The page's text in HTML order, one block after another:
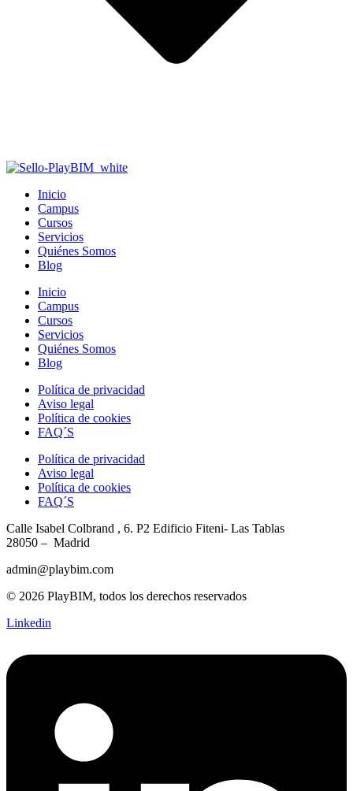
Inicio
Campus
Cursos
Servicios
Quiénes Somos
Blog
Inicio
Campus
Cursos
Servicios
Quiénes Somos
Blog
Política de privacidad
Aviso legal
Política de cookies
FAQ´S
Política de privacidad
Aviso legal
Política de cookies
FAQ´S
Calle Isabel Colbrand , 6. P2 Edificio Fiteni- Las Tablas
28050 – Madrid
admin@playbim.com
© 2026 PlayBIM, todos los derechos reservados
Linkedin